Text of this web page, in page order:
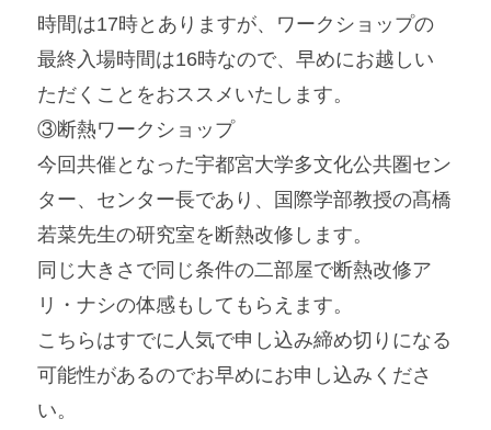
時間は17時とありますが、ワークショップの
最終入場時間は16時なので、早めにお越しい
ただくことをおススメいたします。
③断熱ワークショップ
今回共催となった宇都宮大学多文化公共圏セン
ター、センター長であり、国際学部教授の髙橋
若菜先生の研究室を断熱改修します。
同じ大きさで同じ条件の二部屋で断熱改修ア
リ・ナシの体感もしてもらえます。
こちらはすでに人気で申し込み締め切りになる
可能性があるのでお早めにお申し込みくださ
い。